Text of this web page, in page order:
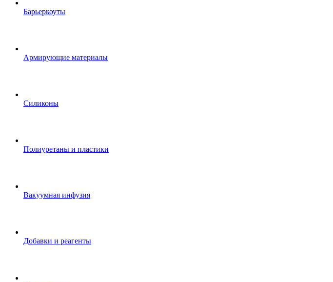
Барьеркоуты
Армирующие материалы
Силиконы
Полиуретаны и пластики
Вакуумная инфузия
Добавки и реагенты